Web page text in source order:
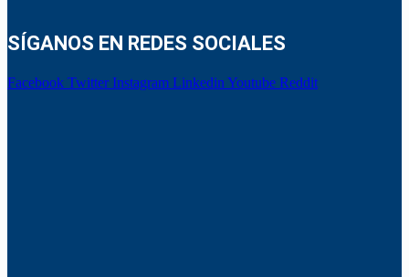
SÍGANOS EN REDES SOCIALES
Facebook Twitter Instagram Linkedin Youtube Reddit